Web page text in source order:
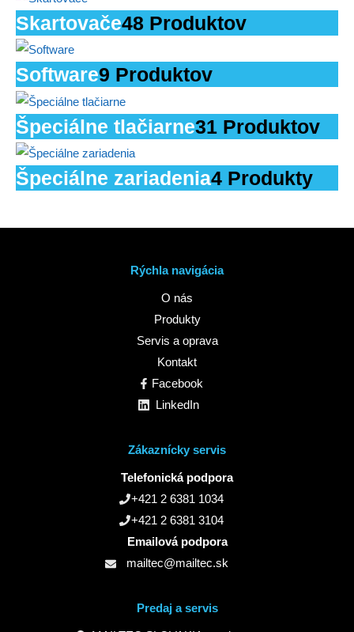
Skartovače48 Produktov
Software9 Produktov
Špeciálne tlačiarne31 Produktov
Špeciálne zariadenia4 Produkty
Rýchla navigácia
O nás
Produkty
Servis a oprava
Kontakt
Facebook
LinkedIn
Zákaznícky servis
Telefonická podpora
+421 2 6381 1034
+421 2 6381 3104
Emailová podpora
mailtec@mailtec.sk
Predaj a servis